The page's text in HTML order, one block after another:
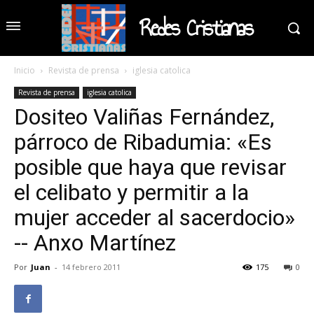
Redes Cristianas
Inicio Revista de prensa iglesia catolica
Revista de prensa iglesia catolica
Dositeo Valiñas Fernández,
párroco de Ribadumia: «Es
posible que haya que revisar
el celibato y permitir a la
mujer acceder al sacerdocio»
-- Anxo Martínez
Por Juan - 14 febrero 2011 0
175